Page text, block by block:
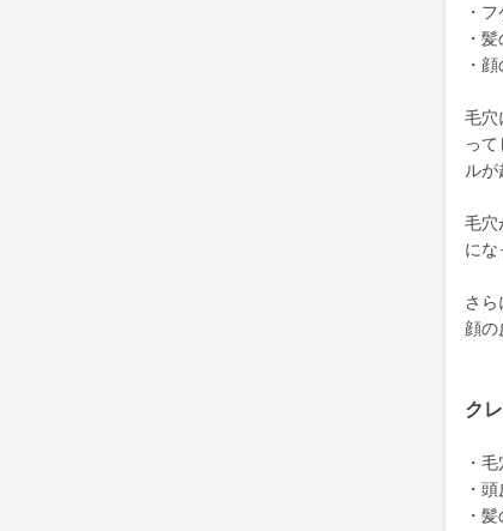
・
・
・
毛穴
っ
ルが
毛穴
にな
さ
顔の
ク
・
・
・